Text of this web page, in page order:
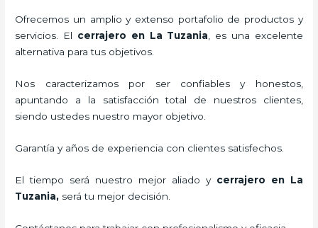
Ofrecemos un amplio y extenso portafolio de productos y
servicios. El cerrajero en La Tuzania , es una excelente
alternativa para tus objetivos.
Nos caracterizamos por ser confiables y honestos,
apuntando a la satisfacción total de nuestros clientes,
siendo ustedes nuestro mayor objetivo.
Garantía y años de experiencia con clientes satisfechos.
El tiempo será nuestro mejor aliado y cerrajero en La
Tuzania, será tu mejor decisión.